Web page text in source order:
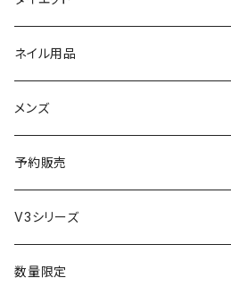
エレクトロン
ラディアント
コテ／アイロン
美顔器／スチーマー
シャワーヘッド
生理・ニオイ・ムレ ケア
インナーケア（乳酸菌・腸内環境サポー
サプリ
ドリンク
プロテイン
セット
グッズ
ネイル用品
メンズ
予約販売
V3シリーズ
数量限定